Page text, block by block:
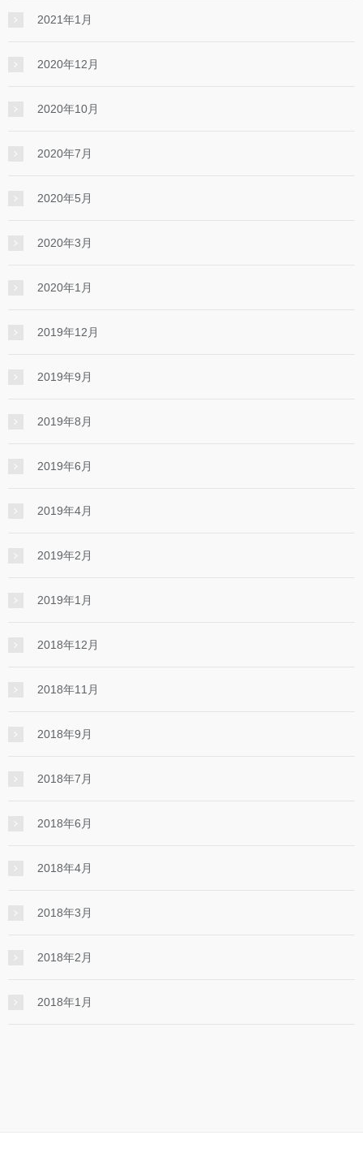
2021年1月
2020年12月
2020年10月
2020年7月
2020年5月
2020年3月
2020年1月
2019年12月
2019年9月
2019年8月
2019年6月
2019年4月
2019年2月
2019年1月
2018年12月
2018年11月
2018年9月
2018年7月
2018年6月
2018年4月
2018年3月
2018年2月
2018年1月